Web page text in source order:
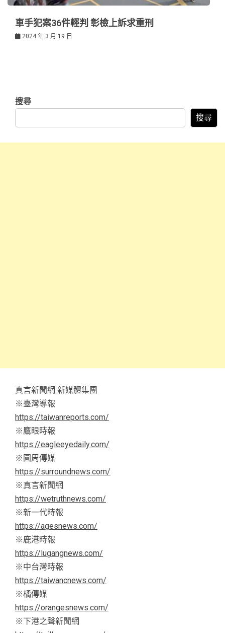
車手犯案36件輕判 彰檢上訴求重刑
2024 年 3 月 19 日
搜尋
搜尋
真言新聞網 新媒體集團
※臺灣導報
https://taiwanreports.com/
※鷹眼時報
https://eagleeyedaily.com/
※圓周傳媒
https://surroundnews.com/
※真言新聞網
https://wetruthnews.com/
※新一代時報
https://agesnews.com/
※鹿港時報
https://lugangnews.com/
※中台灣時報
https://taiwancnews.com/
※橘傳媒
https://orangesnews.com/
※下港之聲新聞網